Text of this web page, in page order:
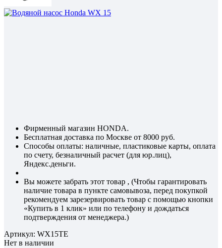
Фирменный магазин HONDA.
Бесплатная доставка по Москве от 8000 руб.
Способы оплаты: наличные, пластиковые карты, оплата
по счету, безналичный расчет (для юр.лиц),
Яндекс.деньги.
Вы можете забрать этот товар , (Чтобы гарантировать
наличие товара в пункте самовывоза, перед покупкой
рекомендуем зарезервировать товар с помощью кнопки
«Купить в 1 клик» или по телефону и дождаться
подтверждения от менеджера.)
Артикул: WX15TE
Нет в наличии